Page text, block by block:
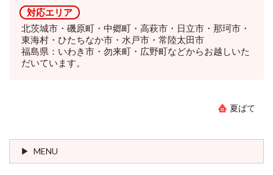
対応エリア
北茨城市・磯原町・中郷町・高萩市・日立市・那珂市・
東海村・ひたちなか市・水戸市・常陸太田市
福島県：いわき市・勿来町・広野町などからお越しいた
だいています。
夏ばて
MENU